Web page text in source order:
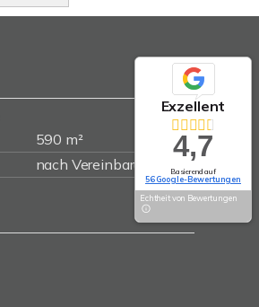
590 m²
nach Vereinbarung
Exzellent
4,7
Basierend auf
56 Google-Bewertungen
Echtheit von Bewertungen